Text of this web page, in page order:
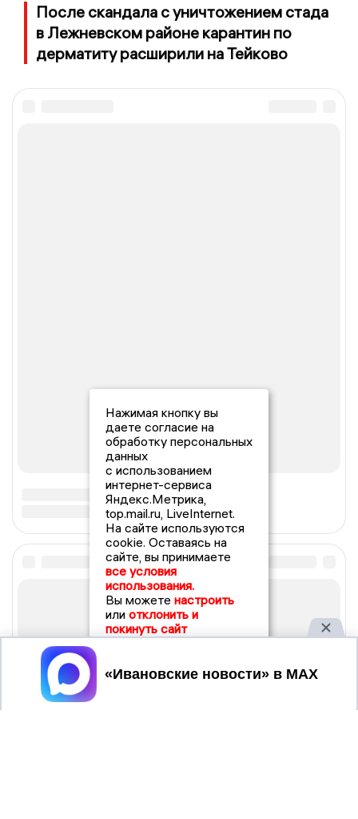
После скандала с уничтожением стада
в Лежневском районе карантин по
дерматиту расширили на Тейково
Нажимая кнопку вы
даете согласие на
обработку персональных
данных
с использованием
интернет-сервиса
Яндекс.Метрика,
top.mail.ru, LiveInternet.
На сайте используются
cookie. Оставаясь на
сайте, вы принимаете
все условия
использования.
Вы можете настроить
или отклонить и
покинуть сайт
Принять